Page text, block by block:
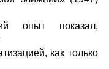
опыт показал,
как только